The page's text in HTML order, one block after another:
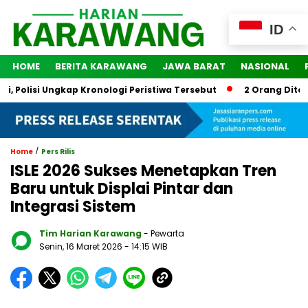
HOME BERITA KARAWANG JAWA BARAT NASIONAL
Ungkap Kronologi Peristiwa Tersebut 2 Orang
Home / Pers Rilis
ISLE 2026 Sukses Menetapkan Tren
Baru untuk Displai Pintar dan
Integrasi Sistem
Tim Harian Karawang - Pewarta
Senin, 16 Maret 2026 - 14:15 WIB
ID